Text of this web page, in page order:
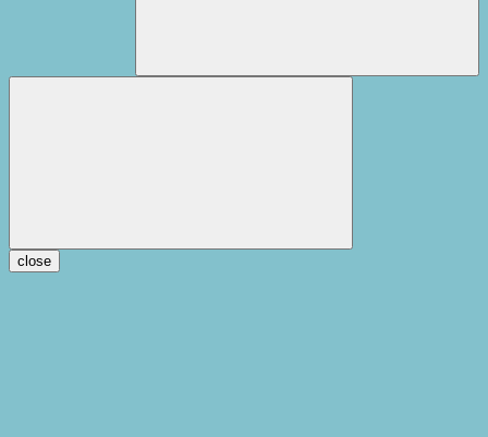
close